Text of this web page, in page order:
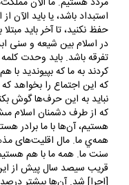
استبداد باشد، يا بايد
حفظ نكنيد، تا آخر بايد مبتلا
در اسلام‏ بين شيعه و سنى
تفرقه باشد. بايد وحدت
كردند به ما كه بپيونديد
كه اين اجتماع را بخواهد
نبايد به اين حرف‌ها گوش
كه از طرف دشمنان اسلام
هستيم، آن‌ها با ما برادر
همه‌ي ما. مال اقليت‌هاى
سنت ما. همه ما با هم
قريب سيصد سال پيش از